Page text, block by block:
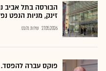
הבורסה בתל אביב
זינק, מניות הנפט
27.05.2026 שירות גלובס
פוקס עברה להפסד.